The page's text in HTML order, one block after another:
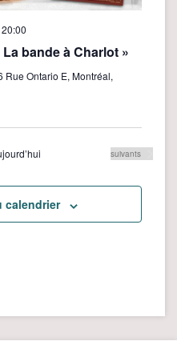
20:00
bande à Charlot »
Rue Ontario E, Montréal,
Évènements
suivants
calendrier